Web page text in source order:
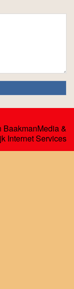
BaakmanMedia&
Internet Services